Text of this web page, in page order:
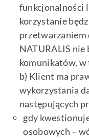
funkcjonalności
korzystanie
przetwarzaniem
NATURALIS nie
komunikatów,
b) Klient ma
wykorzystania
następujących
gdy
osobowych –